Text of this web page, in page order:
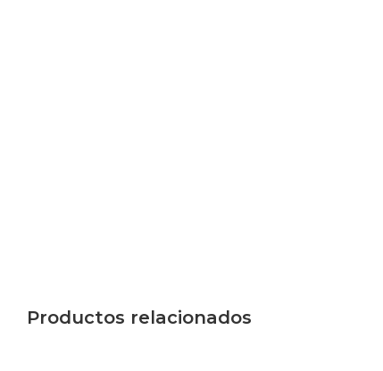
Productos relacionados